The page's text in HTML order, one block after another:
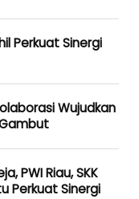
Perkuat Sinergi
Wujudkan
PWI Riau, SKK
Perkuat Sinergi